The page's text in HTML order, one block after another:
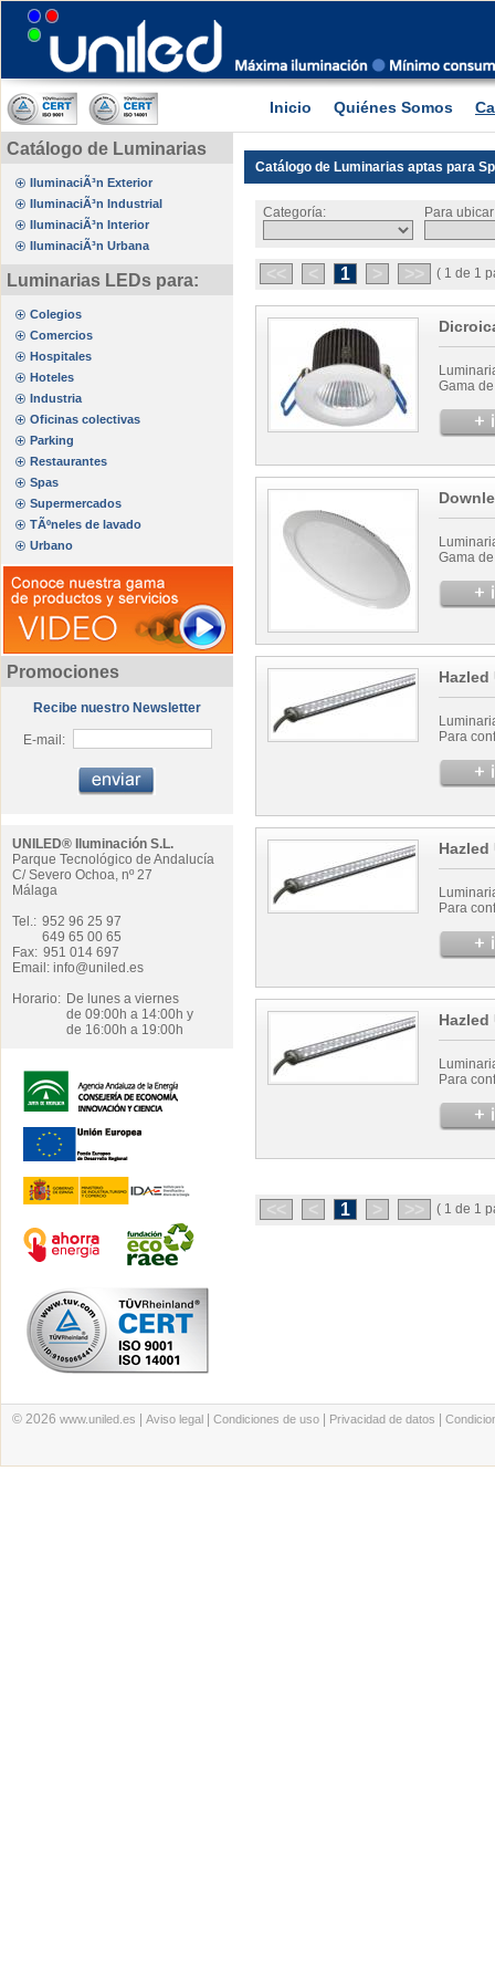
Inicio Quiénes Somos
Catálogo de Luminarias
IluminaciÃ³n Exterior
IluminaciÃ³n Industrial
IluminaciÃ³n Interior
IluminaciÃ³n Urbana
Luminarias LEDs para:
Colegios
Comercios
Hospitales
Hoteles
Industria
Oficinas colectivas
Parking
Restaurantes
Spas
Supermercados
TÃºneles de lavado
Urbano
Promociones
Recibe nuestro Newsletter
E-mail:
UNILED® Iluminación S.L.
Parque Tecnológico de Andalucía
C/ Severo Ochoa, nº 27
Málaga
Tel.: 952 96 25 97
649 65 00 65
Fax: 951 014 697
Email: info@uniled.es
Horario: De lunes a viernes
de 09:00h a 14:00h y
de 16:00h a 19:00h
Catálogo de Luminarias aptas para
Categoría: Para
1 ( 1 de 1
Gama
Gama
Hazled
Para
Hazled
Para
Hazled
Para
1 ( 1 de 1
© 2026 www.uniled.es Aviso legal Condiciones de uso Privacidad de datos